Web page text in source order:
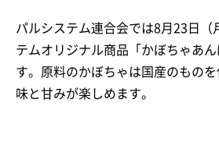
パルシステム連合会では8月23日（
テムオリジナル商品「かぼちゃあ
す。原料のかぼちゃは国産のもの
味と甘みが楽しめます。